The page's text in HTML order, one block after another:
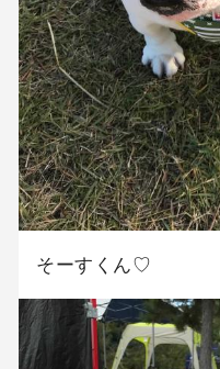
そーすくん♡